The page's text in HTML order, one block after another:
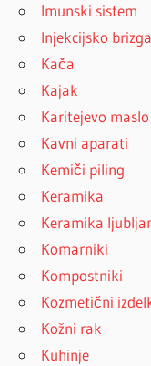
Imunski sistem
Injekcijsko
Kača
Kajak
Karitejevo maslo
Kavni aparati
Kemiči piling
Keramika
Keramika
Komarniki
Kompostniki
Kozmetični
Kožni rak
Kuhinje